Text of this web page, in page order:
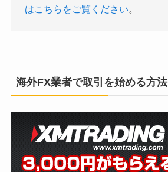
はこちらをご覧ください
海外FX業者で取引を始める方法